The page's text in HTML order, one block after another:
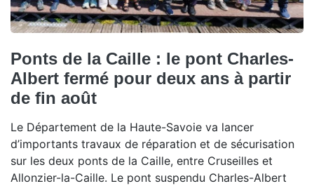
Ponts de la Caille : le pont Charles-
Albert fermé pour deux ans à partir
de fin août
Le Département de la Haute-Savoie va lancer
d’importants travaux de réparation et de sécurisation
sur les deux ponts de la Caille, entre Cruseilles et
Allonzier-la-Caille. Le pont suspendu Charles-Albert